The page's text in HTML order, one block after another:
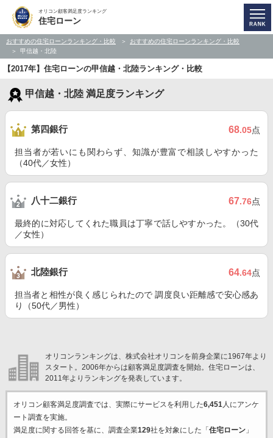
オリコン顧客満足度ランキング
住宅ローン
おすすめの住宅ローンランキング・比較
おすすめの住宅ローンランキング・比較
甲信越・北陸
【2017年】住宅ローンの甲信越・北陸ランキング・比較
甲信越・北陸 満足度ランキング
第四銀行 68.05点
担当者が若いにも関わらず、知識が豊富で相談しやすかった
（40代／女性）
八十二銀行 67.76点
最終的に対応してくれた職員は丁寧で話しやすかった。（30代
／女性）
北陸銀行 64.64点
担当者と相性が良く感じられたので 調度良い距離感で安心感あ
り（50代／男性）
オリコンランキングは、株式会社オリコンを前身企業に1967年より
スタート。2006年からは顧客満足度調査を開始。住宅ローンは、
2011年よりランキングを発表しています。
オリコン顧客満足度調査では、実際にサービスを利用した6,451人にアンケ
ート調査を実施。
満足度に関する回答を基に、調査企業129社を対象にした「 住宅ローン」